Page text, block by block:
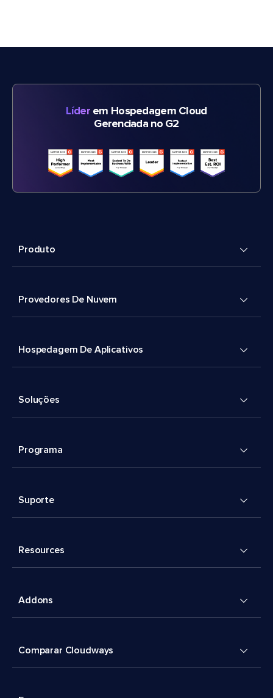
Líderem Hospedagem Cloud
Gerenciada no G2
Produto
Provedores De Nuvem
Hospedagem De Aplicativos
Soluções
Programa
Suporte
Resources
Addons
Comparar Cloudways